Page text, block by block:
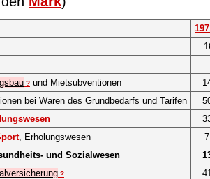
? und Mietsubventionen
bei Waren des Grundbedarfs und Tarifen
, Erholungswesen
und Sozialwesen
?